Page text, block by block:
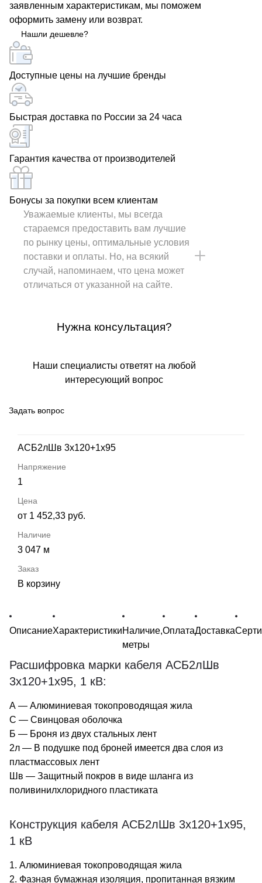
заявленным характеристикам, мы поможем
оформить замену или возврат.
Нашли дешевле?
Доступные цены на лучшие бренды
Быстрая доставка по России за 24 часа
Гарантия качества от производителей
Бонусы за покупки всем клиентам
Уважаемые клиенты, мы всегда
стараемся предоставить вам лучшие
по рынку цены, оптимальные условия
поставки и оплаты. Но, на всякий
случай, напоминаем, что цена может
отличаться от указанной на сайте.
Нужна консультация?
Наши специалисты ответят на любой
интересующий вопрос
Задать вопрос
АСБ2лШв 3х120+1х95
1
от 1 452,33 руб.
3 047 м
В корзину
ОписаниеХарактеристикиНаличие,
метры
ОплатаДоставка
Расшифровка марки кабеля АСБ2лШв
3х120+1х95, 1 кВ:
А — Алюминиевая токопроводящая жила
С — Свинцовая оболочка
Б — Броня из двух стальных лент
2л — В подушке под броней имеется два слоя из
пластмассовых лент
Шв — Защитный покров в виде шланга из
поливинилхлоридного пластиката
Конструкция кабеля АСБ2лШв 3х120+1х95,
1 кВ
1. Алюминиевая токопроводящая жила
2. Фазная бумажная изоляция, пропитанная вязким